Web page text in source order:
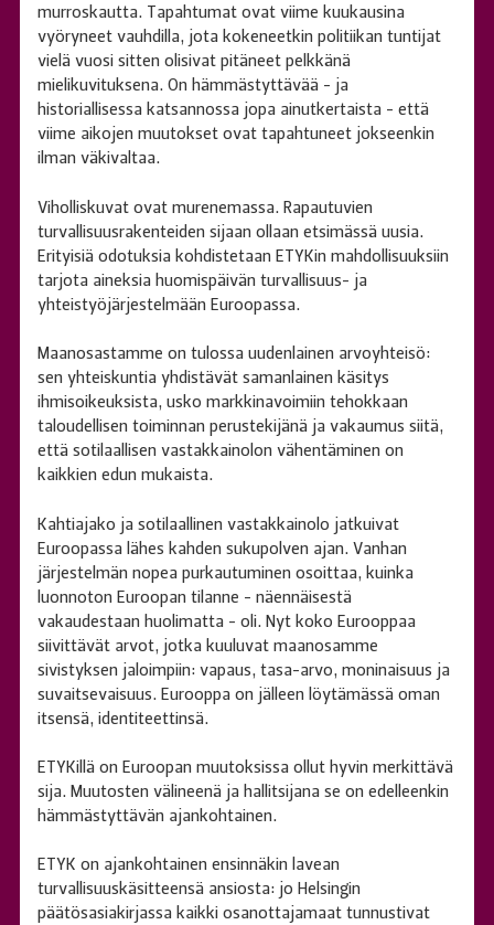
murroskautta. Tapahtumat ovat viime kuukausina
vyöryneet vauhdilla, jota kokeneetkin politiikan tuntijat
vielä vuosi sitten olisivat pitäneet pelkkänä
mielikuvituksena. On hämmästyttävää - ja
historiallisessa katsannossa jopa ainutkertaista - että
viime aikojen muutokset ovat tapahtuneet jokseenkin
ilman väkivaltaa.
Viholliskuvat ovat murenemassa. Rapautuvien
turvallisuusrakenteiden sijaan ollaan etsimässä uusia.
Erityisiä odotuksia kohdistetaan ETYKin mahdollisuuksiin
tarjota aineksia huomispäivän turvallisuus- ja
yhteistyöjärjestelmään Euroopassa.
Maanosastamme on tulossa uudenlainen arvoyhteisö:
sen yhteiskuntia yhdistävät samanlainen käsitys
ihmisoikeuksista, usko markkinavoimiin tehokkaan
taloudellisen toiminnan perustekijänä ja vakaumus siitä,
että sotilaallisen vastakkainolon vähentäminen on
kaikkien edun mukaista.
Kahtiajako ja sotilaallinen vastakkainolo jatkuivat
Euroopassa lähes kahden sukupolven ajan. Vanhan
järjestelmän nopea purkautuminen osoittaa, kuinka
luonnoton Euroopan tilanne - näennäisestä
vakaudestaan huolimatta - oli. Nyt koko Eurooppaa
siivittävät arvot, jotka kuuluvat maanosamme
sivistyksen jaloimpiin: vapaus, tasa-arvo, moninaisuus ja
suvaitsevaisuus. Eurooppa on jälleen löytämässä oman
itsensä, identiteettinsä.
ETYKillä on Euroopan muutoksissa ollut hyvin merkittävä
sija. Muutosten välineenä ja hallitsijana se on edelleenkin
hämmästyttävän ajankohtainen.
ETYK on ajankohtainen ensinnäkin lavean
turvallisuuskäsitteensä ansiosta: jo Helsingin
päätösasiakirjassa kaikki osanottajamaat tunnustivat